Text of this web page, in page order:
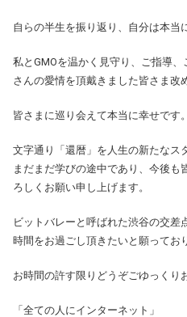
自らの半生を振り返り、自分は本当
私とGMOを温かく見守り、ご指導
さんの愛情を頂戴きました皆さま改
皆さまに巡り会えて本当に幸せです。
文字通り「還暦」を人生の新たなス
まだまだ学びの途中であり、今後も
ろしくお願い申し上げます。
ビットバレーと呼ばれた渋谷の交
時間をお過ごし頂きたいと願ってお
お時間の許す限りどうぞごゆっくり
「全ての人にインターネット」